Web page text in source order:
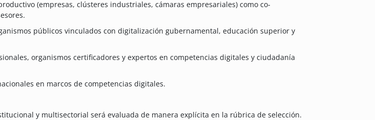
(empresas, clústeres industriales, cámaras empresariales) como co-
públicos vinculados con digitalización gubernamental, educación superior y
organismos certificadores y expertos en competencias digitales y ciudadanía
en marcos de competencias digitales.
y multisectorial será evaluada de manera explícita en la rúbrica de selección.